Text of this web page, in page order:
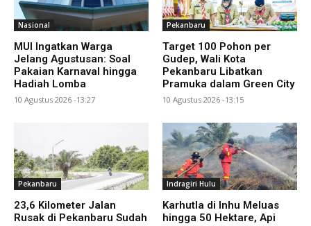
Nasional
MUI Ingatkan Warga
Jelang Agustusan: Soal
Pakaian Karnaval hingga
Hadiah Lomba
10 Agustus 2026 -13:27
Pekanbaru
Target 100 Pohon per
Gudep, Wali Kota
Pekanbaru Libatkan
Pramuka dalam Green City
10 Agustus 2026 -13:15
Pekanbaru
23,6 Kilometer Jalan
Rusak di Pekanbaru Sudah
Indragiri Hulu
Karhutla di Inhu Meluas
hingga 50 Hektare, Api